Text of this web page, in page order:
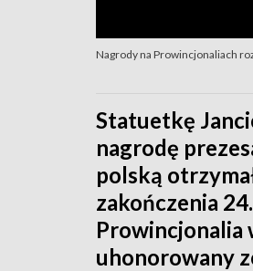
Nagrody na Prowincjonaliach
Statuetkę
nagrodę
polską
zakończenia
Prowincjonalia
uhonorowany